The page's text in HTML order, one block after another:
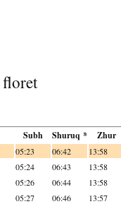
floret
Subh Shuruq * Zhur
05:23 06:42 13:58
05:24 06:43 13:58
05:26 06:44 13:58
05:27 06:46 13:57